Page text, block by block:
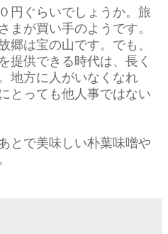
円ぐらいでしょうか。旅
まが買い手のようです。
郷は宝の山です。でも、
提供できる時代は、長く
地方に人がいなくなれ
とっても他人事ではない
とで美味しい朴葉味噌や